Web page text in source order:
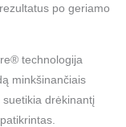
po geriamo
technologija
minkšinančiais
drėkinantį